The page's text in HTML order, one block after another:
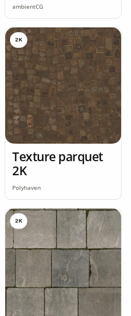
ambientCG
2K
Texture parquet
2K
Polyhaven
2K